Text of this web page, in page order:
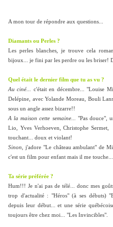
A mon tour de répondre aux questions...
Diamants ou Perles ?
Les perles blanches, je trouve cela
bijoux... je fini par les perdre ou les briser!
Quel était le dernier film que tu as vu ?
Au ciné...
c'était en décembre... "Louise
Delépine, avec Yolande Moreau, Bouli
sous un angle assez bizarre!!
A la maison cette semaine...
"Pas douce",
Lio, Yves Verhoeven, Christophe
touchant... doux et violant!
Sinon , j'adore "Le château ambulant" de
c'est un film pour enfant mais il me
Ta série préférée ?
Hum!!! Je n'ai pas de télé... donc mes
trop d'actualité : "Héros" (à ses débuts)
depuis leur début... et une série
toujours être chez moi... "Les Invincibles".